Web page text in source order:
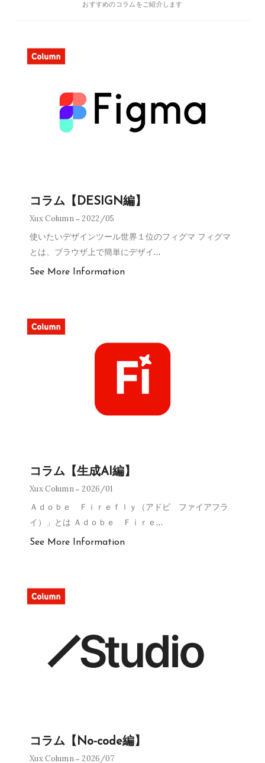
おすすめのコラムをご紹介します
コラム【DESIGN編】
Xux Column 2022/05
使いたいデザインツール世界１位のフィグマ フィグマ
とは、ブラウザ上で簡単にデザイ…
See More Information
コラム【生成AI編】
Xux Column 2026/01
Ａｄｏｂｅ Ｆｉｒｅｆｌｙ（アドビ ファイアフラ
イ）」とは Ａｄｏｂｅ Ｆｉｒｅ …
See More Information
コラム【No-code編】
Xux Column 2026/07